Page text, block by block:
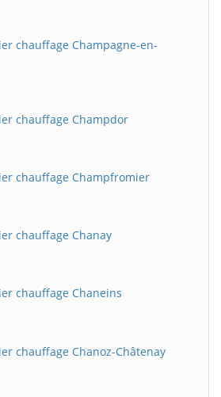
chauffage Champagne-en-
chauffage Champdor
chauffage Champfromier
chauffage Chanay
chauffage Chaneins
chauffage Chanoz-Châtenay